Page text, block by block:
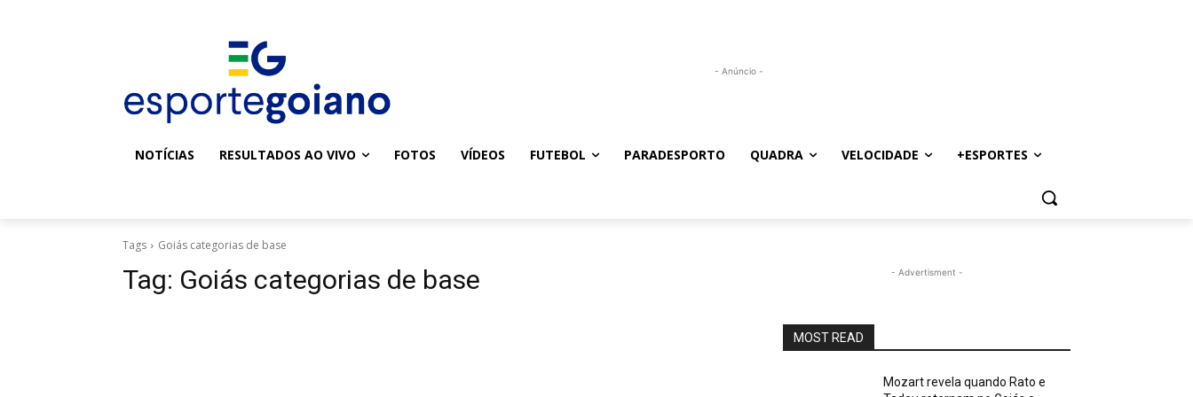
- Anúncio -
NOTÍCIAS RESULTADOS AO VIVO FOTOS VÍDEOS FUTEBOL PARADESPORTO QUADRA VELOCIDADE +ESPORTES
Tags Goiás categorias de base
Tag: Goiás categorias de base - Advertisment -
MOST READ
Mozart revela quando Rato e